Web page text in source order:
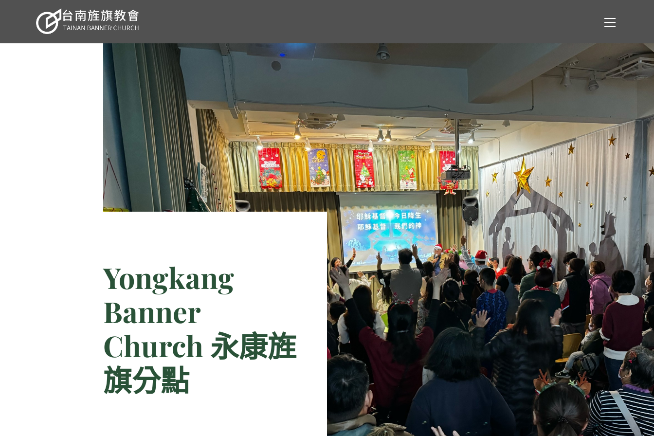
Yongkang
Banner
Church 永康旌
旗分點